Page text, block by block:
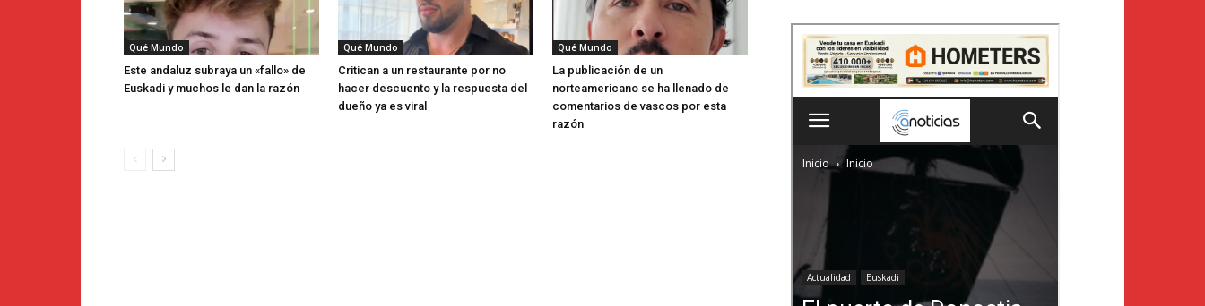
Qué Mundo
Este andaluz subraya un «fallo» de
Euskadi y muchos le dan la razón
Qué Mundo
Critican a un restaurante por no
hacer descuento y la respuesta del
dueño ya es viral
Qué Mundo
La publicación de un
norteamericano se ha llenado de
comentarios de vascos por esta
razón